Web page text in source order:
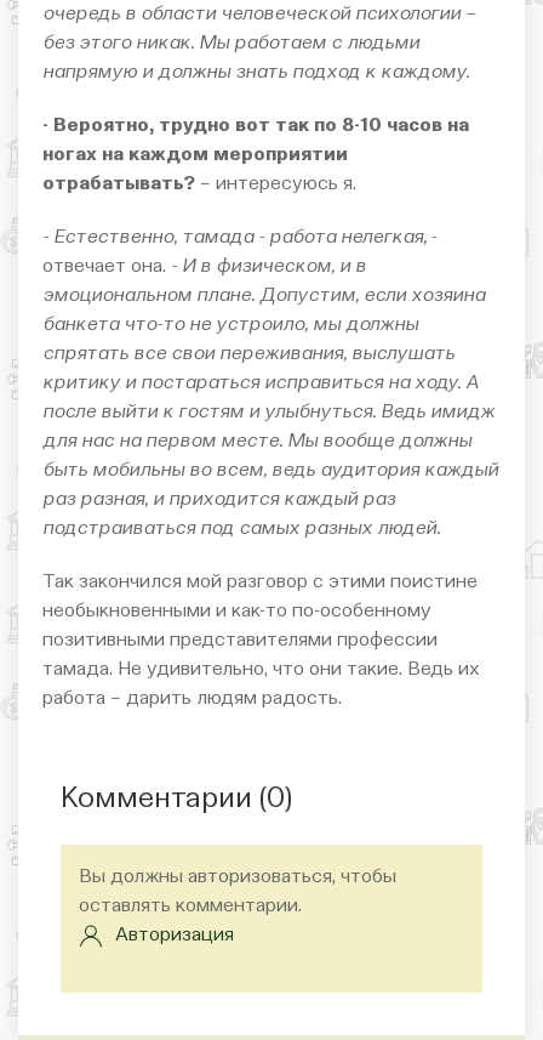
очередь в области человеческой психологии –
без этого никак. Мы работаем с людьми
напрямую и должны знать подход к каждому.
- Вероятно, трудно вот так по 8-10 часов на
ногах на каждом мероприятии
отрабатывать? – интересуюсь я.
- Естественно, тамада - работа нелегкая, -
отвечает она. - И в физическом, и в
эмоциональном плане. Допустим, если хозяина
банкета что-то не устроило, мы должны
спрятать все свои переживания, выслушать
критику и постараться исправиться на ходу. А
после выйти к гостям и улыбнуться. Ведь имидж
для нас на первом месте. Мы вообще должны
быть мобильны во всем, ведь аудитория каждый
раз разная, и приходится каждый раз
подстраиваться под самых разных людей.
Так закончился мой разговор с этими поистине
необыкновенными и как-то по-особенному
позитивными представителями профессии
тамада. Не удивительно, что они такие. Ведь их
работа – дарить людям радость.
Комментарии (0)
Вы должны авторизоваться, чтобы
оставлять комментарии.
Авторизация